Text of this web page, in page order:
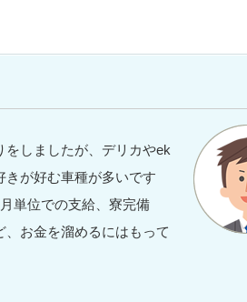
しましたが、デリカやek
きが好む車種が多いです
単位での支給、寮完備
、お金を溜めるにはもって